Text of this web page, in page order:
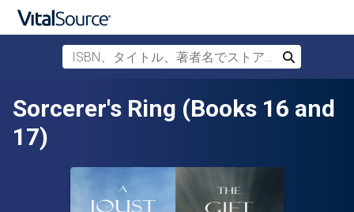
メインコンテンツへスキップ
ISBN、タイトル、著者名でストアを検索
検索
Sorcerer's Ring (Books 16 and
17)